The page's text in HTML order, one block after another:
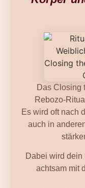
Das Closing
Rebozo-
Es wird oft nach
auch in
Dabei wird
achtsam mit